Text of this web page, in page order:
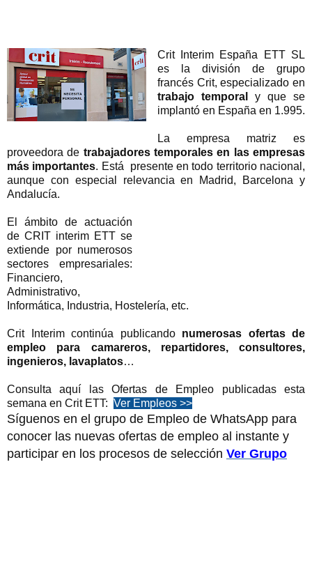
Crit Interim España ETT SL
es la división de grupo
francés Crit, especializado en
trabajo temporal
y que se
implantó en España en 1.995.
La empresa matriz es
proveedora de trabajadores temporales en las empresas
más importantes. Está presente en todo territorio nacional,
aunque con especial relevancia en Madrid, Barcelona y
Andalucía.
El ámbito de actuación
de CRIT interim ETT se
extiende por numerosos
sectores empresariales:
Financiero,
Administrativo,
Informática, Industria, Hostelería, etc.
Crit Interim continúa publicando numerosas ofertas de
empleo para camareros,
repartidores, consultores,
ingenieros, lavaplatos…
Consulta aquí las Ofertas de Empleo publicadas esta
semana en Crit ETT: Ver Empleos >>
Síguenos en el grupo de Empleo de WhatsApp para
conocer las nuevas ofertas de empleo al instante y
participar en los procesos de selección Ver Grupo